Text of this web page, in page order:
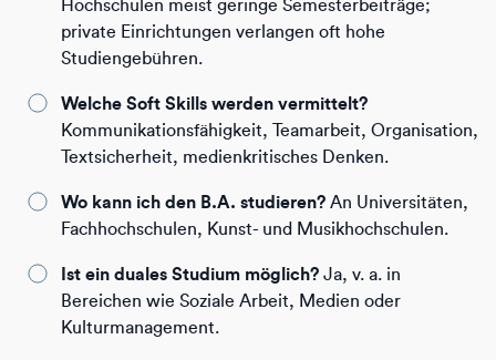
Hochschulen meist geringe Semesterbeiträge;
private Einrichtungen verlangen oft hohe
Studiengebühren.
Welche Soft Skills werden vermittelt?
Kommunikationsfähigkeit, Teamarbeit, Organisation,
Textsicherheit, medienkritisches Denken.
Wo kann ich den B.A. studieren? An Universitäten,
Fachhochschulen, Kunst- und Musikhochschulen.
Ist ein duales Studium möglich? Ja, v. a. in
Bereichen wie Soziale Arbeit, Medien oder
Kulturmanagement.